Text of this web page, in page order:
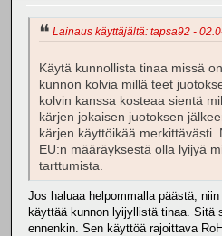
Lainaus käyttäjältä: tapsa92 -
Käytä kunnollista tinaa missä
kunnon kolvia millä teet
kolvin kanssa kosteaa sientä
kärjen jokaisen juotoksen
kärjen käyttöikää merkittävästi.
EU:n määräyksestä olla lyijyä
tarttumista.
Jos haluaa helpommalla päästä,
käyttää kunnon lyijyllistä tinaa. Sitä
ennenkin. Sen käyttöä rajoittava